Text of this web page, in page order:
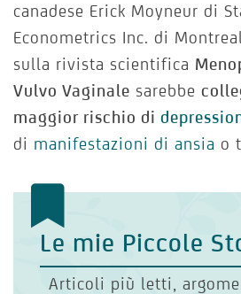
canadese Erick Moyneur di
Econometrics Inc. di
sulla rivista scientifica
Vulvo Vaginale sarebbe
maggior rischio di
di manifestazioni di ansia o
Le mie Piccole
Articoli più letti,